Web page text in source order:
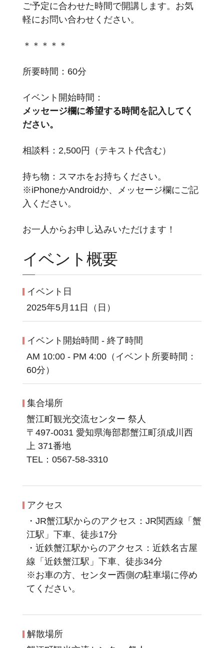
ご予定に合わせた時間で開講します。お気
軽にお問い合わせください。
＊＊＊＊＊
所要時間：60分
イベント開始時間：
メッセージ欄に希望する時間を記入してく
ださい。
相談料：2,500円（テキスト代含む）
持ち物：スマホをお持ちください。
※iPhoneかAndroidか、メッセージ欄にご記
入ください。
お一人からお申し込みいただけます！
イベント概要
イベント日
2025年5月11日（日）
イベント開始時間 - 終了時間
AM 10:00 - PM 4:00（イベント所要時間：
60分）
集合場所
蟹江町観光交流センター 祭人
〒497-0031 愛知県海部郡蟹江町須成川西
上 371番地
TEL：0567-58-3310
アクセス
・JR蟹江駅からのアクセス：JR関西線「蟹
江駅」下車、徒歩17分
・近鉄蟹江駅からのアクセス：近鉄名古屋
線「近鉄蟹江駅」下車、徒歩34分
※お車の方、センター西側の駐車場に停め
てください。
解散場所